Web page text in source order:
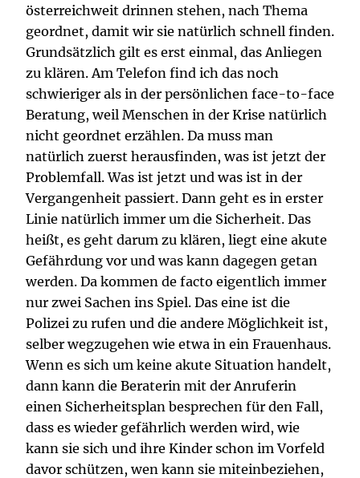
österreichweit drinnen stehen, nach Thema
geordnet, damit wir sie natürlich schnell finden.
Grundsätzlich gilt es erst einmal, das Anliegen
zu klären. Am Telefon find ich das noch
schwieriger als in der persönlichen face-to-face
Beratung, weil Menschen in der Krise natürlich
nicht geordnet erzählen. Da muss man
natürlich zuerst herausfinden, was ist jetzt der
Problemfall. Was ist jetzt und was ist in der
Vergangenheit passiert. Dann geht es in erster
Linie natürlich immer um die Sicherheit. Das
heißt, es geht darum zu klären, liegt eine akute
Gefährdung vor und was kann dagegen getan
werden. Da kommen de facto eigentlich immer
nur zwei Sachen ins Spiel. Das eine ist die
Polizei zu rufen und die andere Möglichkeit ist,
selber wegzugehen wie etwa in ein Frauenhaus.
Wenn es sich um keine akute Situation handelt,
dann kann die Beraterin mit der Anruferin
einen Sicherheitsplan besprechen für den Fall,
dass es wieder gefährlich werden wird, wie
kann sie sich und ihre Kinder schon im Vorfeld
davor schützen, wen kann sie miteinbeziehen,